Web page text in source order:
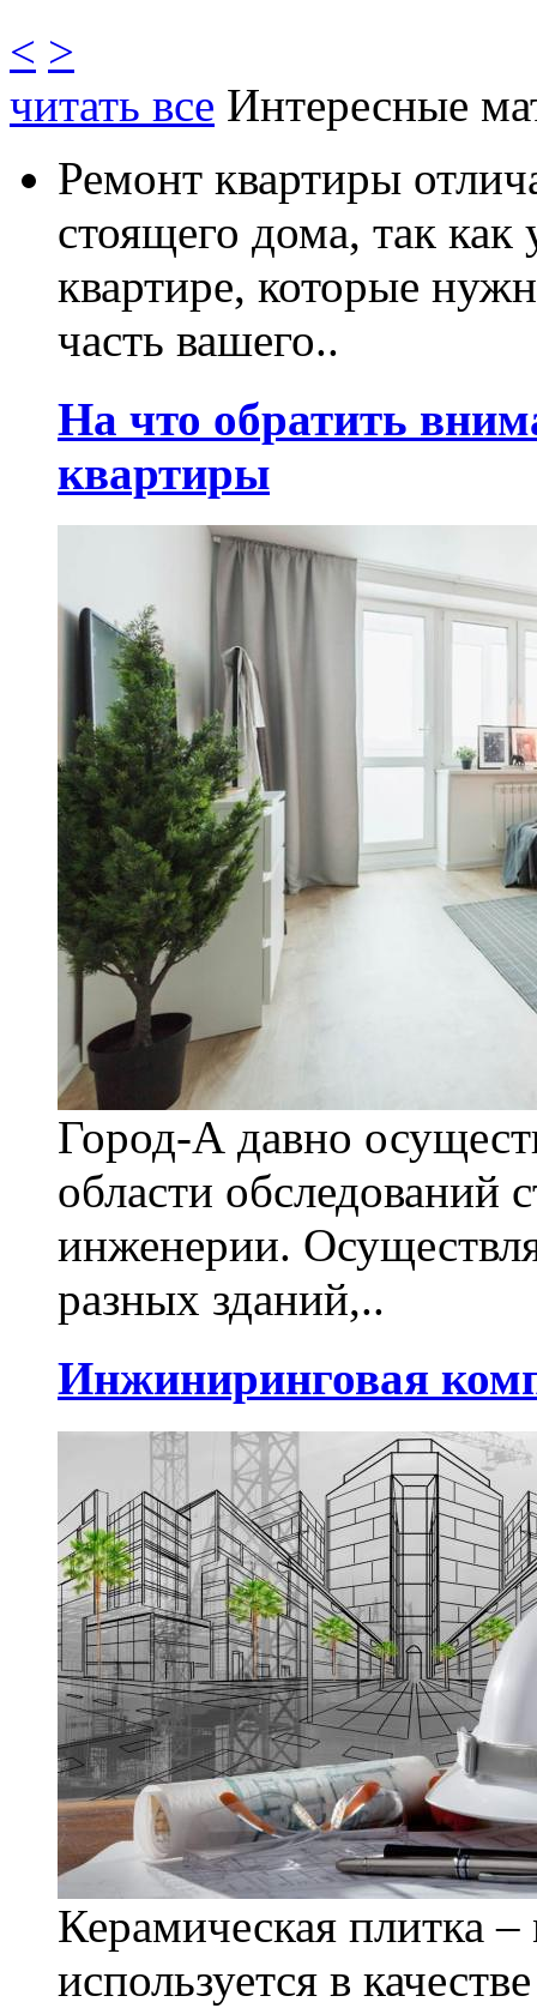
< >
читать все Интересные
Ремонт квартиры
стоящего дома, так
квартире, которые
часть вашего..
На что обратить
квартиры
Город-А давно
области обследований
инженерии.
разных зданий,..
Инжиниринговая
Керамическая плитка
используется в